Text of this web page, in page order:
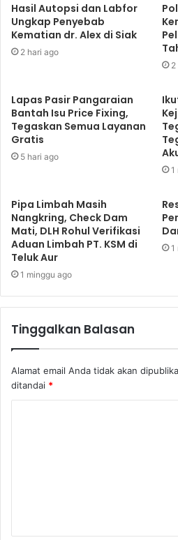
Hasil Autopsi dan Labfor
Ungkap Penyebab
Kematian dr. Alex di Siak
2 hari ago
2
Lapas Pasir Pangaraian
Bantah Isu Price Fixing,
Tegaskan Semua Layanan
Gratis
5 hari ago
1
Pipa Limbah Masih
Nangkring, Check Dam
Mati, DLH Rohul Verifikasi
Aduan Limbah PT. KSM di
Teluk Aur
1 minggu ago
1
Tinggalkan Balasan
Alamat email Anda tidak akan
ditandai *